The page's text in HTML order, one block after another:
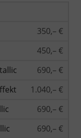
350,– €
450,– €
690,– €
1.040,– €
690,– €
690,– €